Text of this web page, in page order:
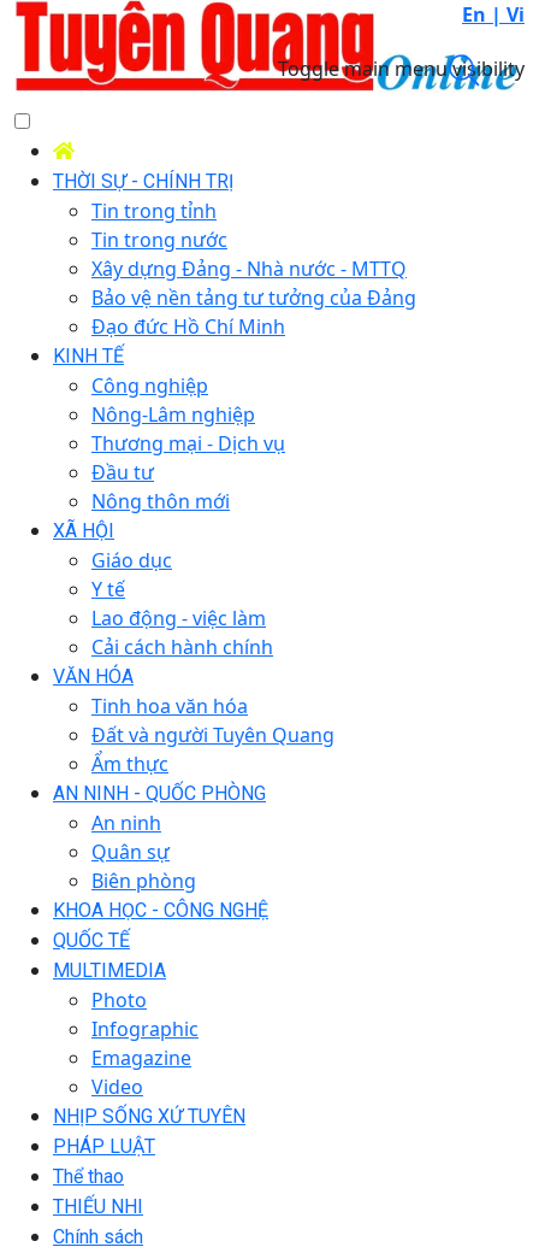
En | Vi
Toggle main menu visibility
THỜI SỰ - CHÍNH TRỊ
Tin trong tỉnh
Tin trong nước
Xây dựng Đảng - Nhà nước - MTTQ
Bảo vệ nền tảng tư tưởng của Đảng
Đạo đức Hồ Chí Minh
KINH TẾ
Công nghiệp
Nông-Lâm nghiệp
Thương mại - Dịch vụ
Đầu tư
Nông thôn mới
XÃ HỘI
Giáo dục
Y tế
Lao động - việc làm
Cải cách hành chính
VĂN HÓA
Tinh hoa văn hóa
Đất và người Tuyên Quang
Ẩm thực
AN NINH - QUỐC PHÒNG
An ninh
Quân sự
Biên phòng
KHOA HỌC - CÔNG NGHỆ
QUỐC TẾ
MULTIMEDIA
Photo
Infographic
Emagazine
Video
NHỊP SỐNG XỨ TUYÊN
PHÁP LUẬT
Thể thao
THIẾU NHI
Chính sách